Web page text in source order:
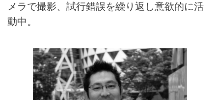
メラで撮影、試行錯誤を繰り返し意欲的に活
動中。